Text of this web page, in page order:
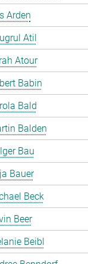
Arden
Atil
Atour
Babin
Bald
Balden
Bau
Bauer
Beck
Beer
Beibl